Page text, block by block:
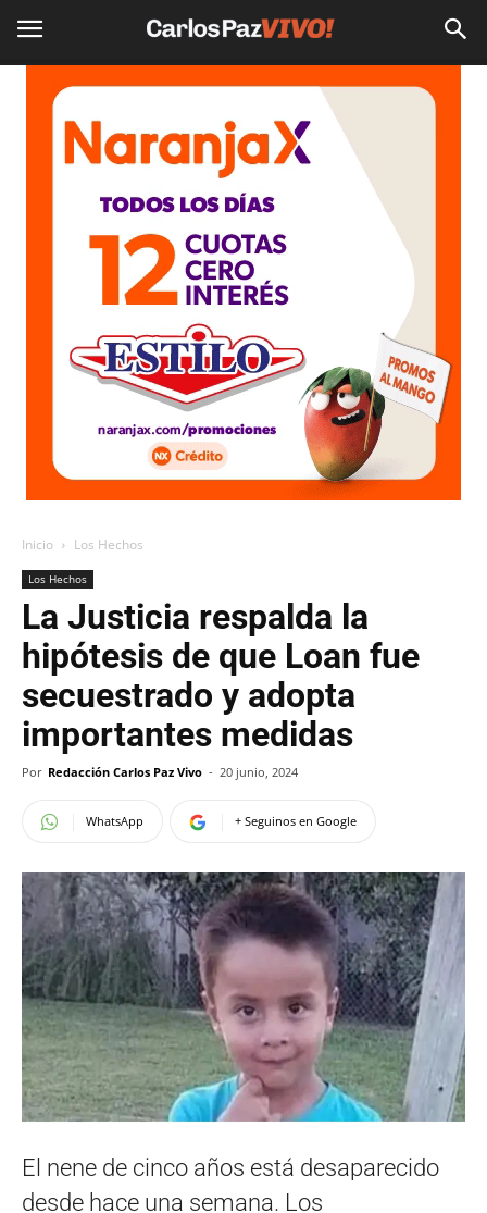
Inicio Los Hechos
Los Hechos
La Justicia respalda la
hipótesis de que Loan fue
secuestrado y adopta
importantes medidas
Por Redacción Carlos Paz Vivo - 20 junio, 2024
WhatsApp + Seguinos en Google
El nene de cinco años está desaparecido
desde hace una semana. Los